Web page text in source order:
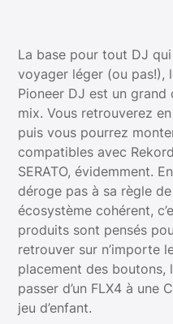
La base pour tout DJ
voyager léger (ou pas!),
Pioneer DJ est un
mix. Vous retrouverez
puis vous pourrez
compatibles avec
SERATO, évidemment.
déroge pas à sa règle
écosystème cohérent,
produits sont pensés
retrouver sur n’importe
placement des boutons,
passer d’un FLX4 à une
jeu d’enfant.